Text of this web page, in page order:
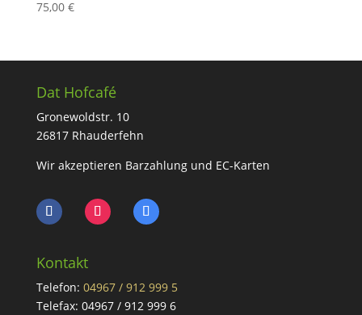
75,00 €
Dat Hofcafé
Gronewoldstr. 10
26817 Rhauderfehn
Wir akzeptieren Barzahlung und EC-Karten
Kontakt
Telefon: 04967 / 912 999 5
Telefax: 04967 / 912 999 6